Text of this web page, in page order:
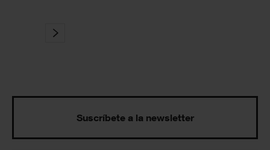
Suscríbete a la newsletter